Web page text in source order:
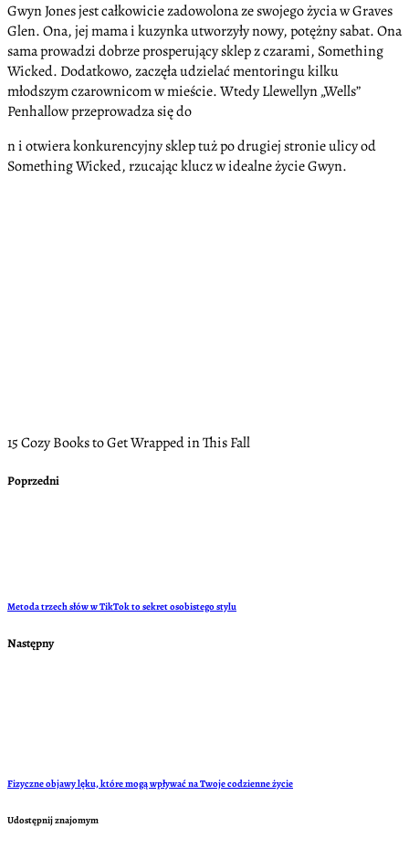
Gwyn Jones jest całkowicie zadowolona ze swojego życia w Graves
Glen. Ona, jej mama i kuzynka utworzyły nowy, potężny sabat. Ona
sama prowadzi dobrze prosperujący sklep z czarami, Something
Wicked. Dodatkowo, zaczęła udzielać mentoringu kilku
młodszym czarownicom w mieście. Wtedy Llewellyn „Wells”
Penhallow przeprowadza się do
n i otwiera konkurencyjny sklep tuż po drugiej stronie ulicy od
Something Wicked, rzucając klucz w idealne życie Gwyn.
15 Cozy Books to Get Wrapped in This Fall
Poprzedni
Metoda trzech słów w TikTok to sekret osobistego stylu
Następny
Fizyczne objawy lęku, które mogą wpływać na Twoje codzienne życie
Udostępnij znajomym